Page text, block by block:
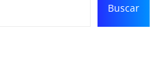
Buscar